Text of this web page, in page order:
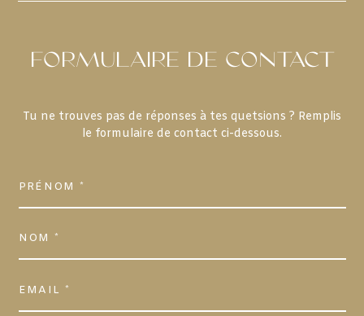
FORMULAIRE DE CONTACT
Tu ne trouves pas de réponses à tes quetsions ? Remplis
le formulaire de contact ci-dessous.